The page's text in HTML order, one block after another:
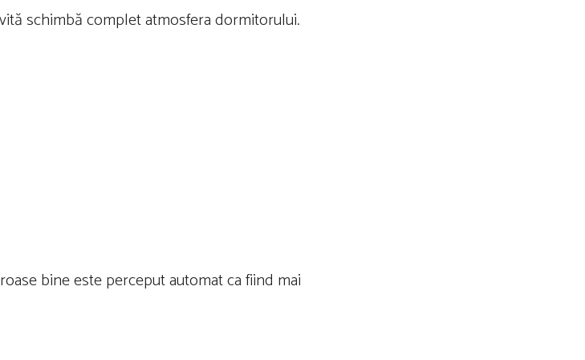
schimbă complet atmosfera dormitorului.
bine este perceput automat ca fiind mai